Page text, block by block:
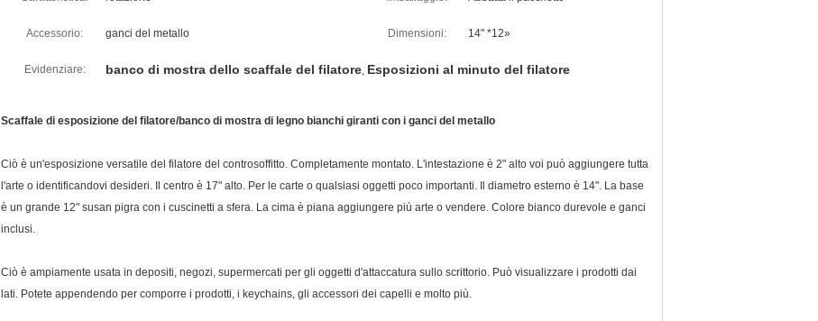
Accessorio: ganci del metallo Dimensioni: 14" *12»
Evidenziare: banco di mostra dello scaffale del filatore, Esposizioni al minuto del filatore
Scaffale di esposizione del filatore/banco di mostra di legno bianchi giranti con i ganci del metallo
Ciò è un'esposizione versatile del filatore del controsoffitto. Completamente montato. L'intestazione è 2" alto voi può aggiungere tutta
l'arte o identificandovi desideri. Il centro è 17" alto. Per le carte o qualsiasi oggetti poco importanti. Il diametro esterno è 14". La base
è un grande 12" susan pigra con i cuscinetti a sfera. La cima è piana aggiungere più arte o vendere. Colore bianco durevole e ganci
inclusi.
Ciò è ampiamente usata in depositi, negozi, supermercati per gli oggetti d'attaccatura sullo scrittorio. Può visualizzare i prodotti dai
lati. Potete appendendo per comporre i prodotti, i keychains, gli accessori dei capelli e molto più.